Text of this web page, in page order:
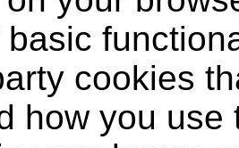
cookies
how you